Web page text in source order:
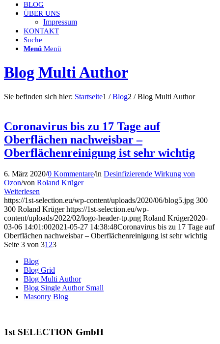
BLOG
ÜBER UNS
Impressum
KONTAKT
Suche
Menü Menü
Blog Multi Author
Sie befinden sich hier: Startseite1 / Blog2 / Blog Multi Author
Coronavirus bis zu 17 Tage auf
Oberflächen nachweisbar –
Oberflächenreinigung ist sehr wichtig
6. März 2020/0 Kommentare/in Desinfizierende Wirkung von
Ozon/von Roland Krüger
Weiterlesen
https://1st-selection.eu/wp-content/uploads/2020/06/blog5.jpg 300
300 Roland Krüger https://1st-selection.eu/wp-
content/uploads/2022/02/logo-header-tp.png Roland Krüger2020-
03-06 14:01:002021-05-27 14:38:48Coronavirus bis zu 17 Tage auf
Oberflächen nachweisbar – Oberflächenreinigung ist sehr wichtig
Seite 3 von 31 23
Blog
Blog Grid
Blog Multi Author
Blog Single Author Small
Masonry Blog
1st SELECTION GmbH